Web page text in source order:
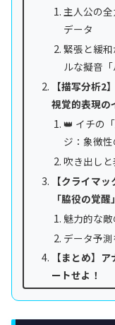
主人公の
データ
緊張と緩
ルな擬音
【描写分析2
視覚的表現の
👑 イチの
ジ：象徴
吹き出し
【クライマ
「脇役の覚醒」
魅力的な
データ予
【まとめ】
ートせよ！